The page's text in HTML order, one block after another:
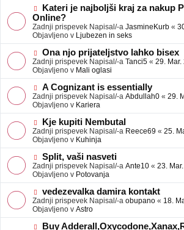
v
e
o
b
j
a
v
e
N
o
v
e
o
b
j
a
v
Kateri je najboljši kraj za nakup
Online?
Zadnji prispevek Napisal/-a JasmineKurb «
Objavljeno v Ljubezen in seks
N
o
v
e
o
b
j
a
v
e
Ona njo prijateljstvo lahko bisex
Zadnji prispevek Napisal/-a Tanci5 « 29.
Objavljeno v Mali oglasi
N
o
v
e
o
b
j
a
v
e
A Cognizant is essentially
Zadnji prispevek Napisal/-a Abdullah0 « 29.
Objavljeno v Kariera
N
o
v
e
o
b
j
a
v
e
Kje kupiti Nembutal
Zadnji prispevek Napisal/-a Reece69 « 25.
Objavljeno v Kuhinja
N
o
v
e
o
b
j
a
v
Split, vaši nasveti
Zadnji prispevek Napisal/-a Ante10 « 23.
Objavljeno v Potovanja
N
o
v
e
o
vedezevalka damira kontakt
Zadnji prispevek Napisal/-a obupano « 18.
Objavljeno v Astro
NBuy